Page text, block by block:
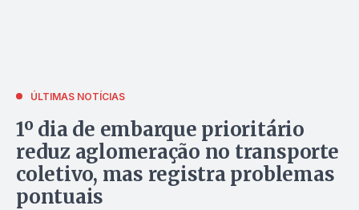
ÚLTIMAS NOTÍCIAS
1º dia de embarque prioritário
reduz aglomeração no transporte
coletivo, mas registra problemas
pontuais